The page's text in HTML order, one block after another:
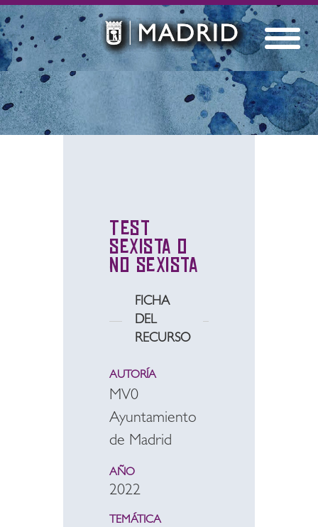
Test
sexista o
no sexista
FICHA
DEL
RECURSO
AUTORÍA
MV0
Ayuntamiento
de Madrid
AÑO
2022
TEMÁTICA